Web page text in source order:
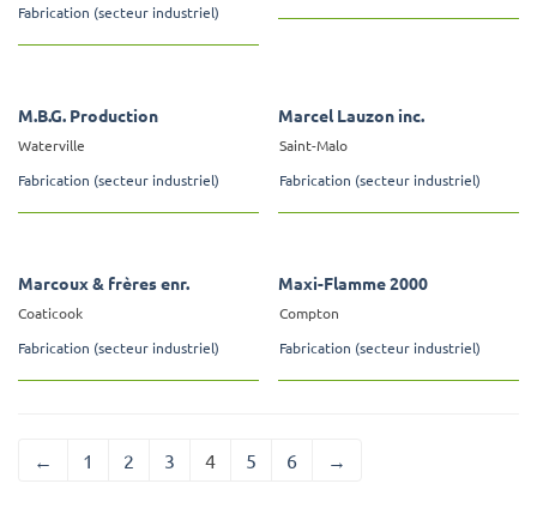
Fabrication (secteur industriel)
M.B.G. Production
Waterville
Fabrication (secteur industriel)
Marcel Lauzon inc.
Saint-Malo
Fabrication (secteur industriel)
Marcoux & frères enr.
Coaticook
Fabrication (secteur industriel)
Maxi-Flamme 2000
Compton
Fabrication (secteur industriel)
← 1 2 3 4 5 6 →